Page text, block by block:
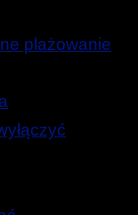
plażowanie